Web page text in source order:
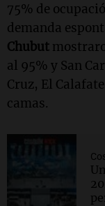
75% de
demanda
Chubut
al 95% y San
Cruz, El
camas.